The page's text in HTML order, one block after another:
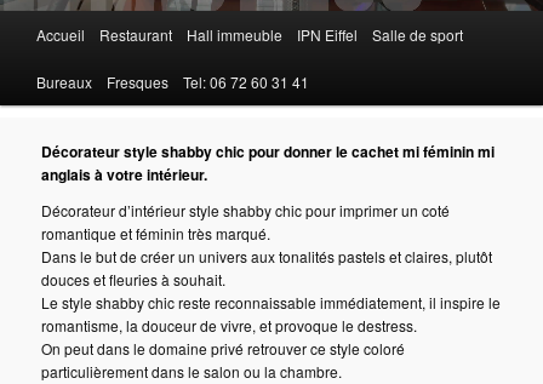
principal
Accueil Restaurant Hall immeuble IPN Eiffel Salle de sport
Bureaux Fresques Tel: 06 72 60 31 41
Décorateur style shabby chic pour donner le cachet mi féminin mi
anglais à votre intérieur.
Décorateur d’intérieur style shabby chic pour imprimer un coté
romantique et féminin très marqué.
Dans le but de créer un univers aux tonalités pastels et claires, plutôt
douces et fleuries à souhait.
Le style shabby chic reste reconnaissable immédiatement, il inspire le
romantisme, la douceur de vivre, et provoque le destress.
On peut dans le domaine privé retrouver ce style coloré
particulièrement dans le salon ou la chambre.